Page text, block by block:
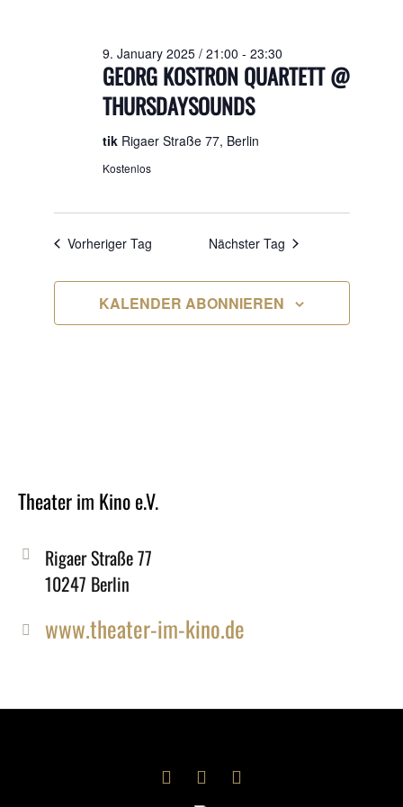
2025
GEORG KOSTRON QUARTETT @
THURSDAYSOUNDS
9. January 2025 / 21:00 - 23:30
tik Rigaer Straße 77, Berlin
Kostenlos
Vorheriger Tag Nächster Tag
KALENDER ABONNIEREN
Theater im Kino e.V.
Rigaer Straße 77
10247 Berlin
www.theater-im-kino.de